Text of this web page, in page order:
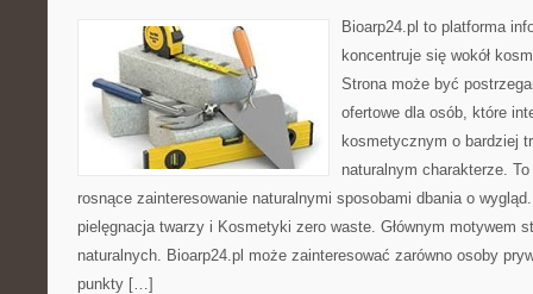
Bioarp24.pl to platforma
koncentruje się wokół
Strona może być
ofertowe dla osób, które
kosmetycznym o bardziej
naturalnym charakterze.
rosnące zainteresowanie naturalnymi sposobami dbania o
pielęgnacja twarzy i Kosmetyki zero waste. Głównym motywem
naturalnych. Bioarp24.pl może zainteresować zarówno osoby
punkty […]